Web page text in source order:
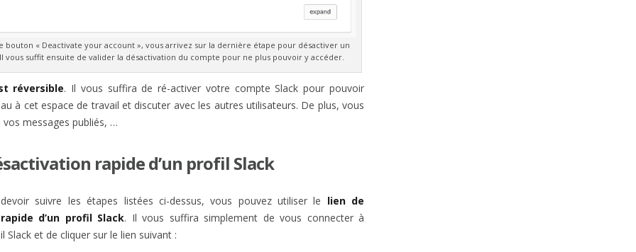
bouton « Deactivate your account », vous arrivez sur la dernière étape pour désactiver un
vous suffit ensuite de valider la désactivation du compte pour ne plus pouvoir y accéder.
réversible. Il vous suffira de ré-activer votre compte Slack pour pouvoir
à cet espace de travail et discuter avec les autres utilisateurs. De plus, vous
messages publiés, …
rapide d’un profil Slack
suivre les étapes listées ci-dessus, vous pouvez utiliser le lien de
d’un profil Slack. Il vous suffira simplement de vous connecter à
Slack et de cliquer sur le lien suivant :